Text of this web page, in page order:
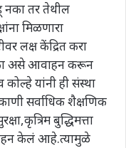
नका तर तेथील
मिळणारा
लक्ष केंद्रित करा
असे आवाहन करून
कोल्हे यांनी ही संस्था
सर्वाधिक शैक्षणिक
बुद्धिमत्ता
केलं आहे.त्यामुळे